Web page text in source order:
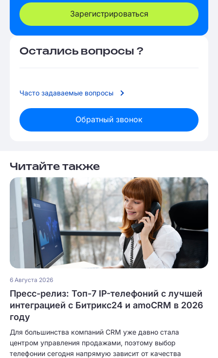
Зарегистрироваться
Остались вопросы ?
Часто задаваемые вопросы
Обратный звонок
Читайте также
6 Августа 2026
Пресс-релиз: Топ-7 IP-телефоний с лучшей
интеграцией с Битрикс24 и amoCRM в 2026
году
Для большинства компаний CRM уже давно стала
центром управления продажами, поэтому выбор
телефонии сегодня напрямую зависит от качества